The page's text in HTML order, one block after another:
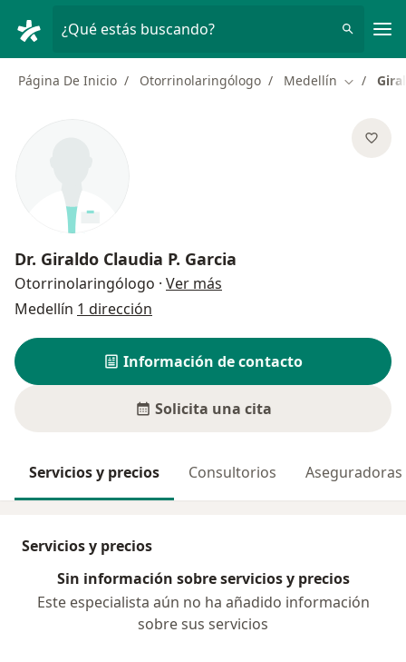
¿Qué estás buscando?
Página De Inicio Otorrinolaringólogo Medellín Cambiar
Dr. Giraldo Claudia P. Garcia
Otorrinolaringólogo · Ver más
Medellín 1 dirección
Información de contacto
Solicita una cita
Servicios y precios Consultorios Aseguradoras
Servicios y precios
Sin información sobre servicios y precios
Este especialista aún no ha añadido información
sobre sus servicios